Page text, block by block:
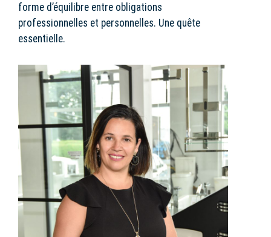
forme d’équilibre entre obligations
professionnelles et personnelles. Une quête
essentielle.